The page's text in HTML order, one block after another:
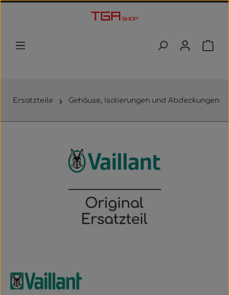
Zum Hauptinhalt springen
Ersatzteile Gehäuse, Isolierungen und Abdeckungen